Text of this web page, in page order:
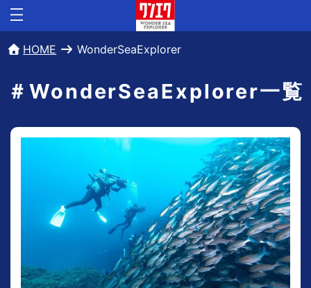
HOME WonderSeaExplorer
＃WonderSeaExplorer一覧